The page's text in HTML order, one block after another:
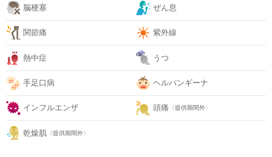
脳梗塞 ぜん息
関節痛 紫外線
熱中症 うつ
手足口病 ヘルパンギーナ
インフルエンザ 頭痛 〈提供期間外〉
乾燥肌 〈提供期間外〉